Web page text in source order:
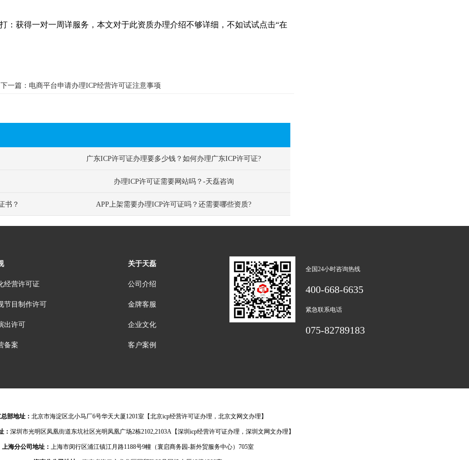
：获得一对一周详服务，本文对于此资质办理介绍不够详细，不如试试点击“在
下一篇：电商平台申请办理ICP经营许可证注意事项
广东ICP许可证办理要多少钱？如何办理广东ICP许可证?
办理ICP许可证需要网站吗？-天磊咨询
书？ APP上架需要办理ICP许可证吗？还需要哪些资质?
经营许可证
节目制作许可
出许可
备案
关于天磊
公司介绍
金牌客服
企业文化
客户案例
全国24小时咨询热线
400-668-6635
紧急联系电话
075-82789183
部地址： 北京市海淀区北小马厂6号华天大厦1201室【北京icp经营许可证办理，北京文网文办理】
： 深圳市光明区凤凰街道东坑社区光明凤凰广场2栋2102,2103A【深圳icp经营许可证办理，深圳文网文办理】
上海分公司地址： 上海市闵行区浦江镇江月路1188号9幢（寰启商务园-新外贸服务中心）705室